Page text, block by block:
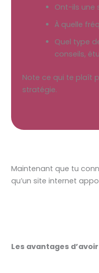
Ont-ils une
À quelle
Quel type
conseils,
Note ce qui te plaît
stratégie.
Maintenant que tu
qu’un site internet
Les avantages